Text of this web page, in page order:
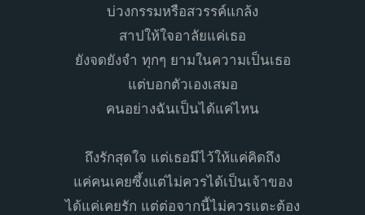
บ่วงกรรมหรือสวรรค์แกล้ง
สาปให้ใจอาลัยแค่เธอ
ยังจดยังจำ ทุกๆ ยามในความเป็นเธอ
แต่บอกตัวเองเสมอ
คนอย่างฉันเป็นได้แค่ไหน
ถึงรักสุดใจ แต่เธอมีไว้ให้แค่คิดถึง
แค่คนเคยซึ้งแต่ไม่ควรได้เป็นเจ้าของ
ได้แค่เคยรัก แต่ต่อจากนี้ไม่ควรแตะต้อง